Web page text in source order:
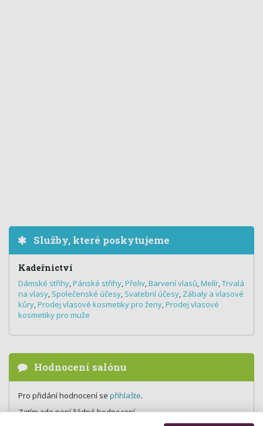
Služby, které poskytujeme
Kadeřnictví
Dámské střihy,Pánské střihy,Přeliv,Barvení vlasů,Melír,Trvalá
na vlasy, Společenské účesy, Svatební účesy, Zábaly a vlasové
kůry,Prodej vlasové kosmetiky pro ženy,Prodej vlasové
kosmetiky pro muže
Hodnocení salónu
Pro přidání hodnocení se přihlašte.
Zatím zde není žádné hodnocení.